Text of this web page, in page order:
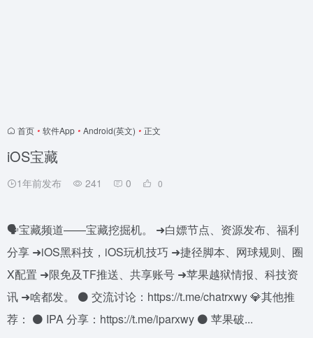
首页 • 软件App • Android(英文) • 正文
iOS宝藏
1年前发布 241 0 0
🗣️宝藏频道——宝藏挖掘机。 ➜白嫖节点、资源发布、福利
分享 ➜iOS黑科技，iOS玩机技巧 ➜捷径脚本、网球规则、圈
X配置 ➜限免及TF推送、共享账号 ➜苹果越狱情报、科技资
讯 ➜啥都发。 ⚫️ 交流讨论：https://t.me/chatrxwy 💎其他推
荐： ⚫️ IPA 分享：https://t.me/iparxwy ⚫️ 苹果破...